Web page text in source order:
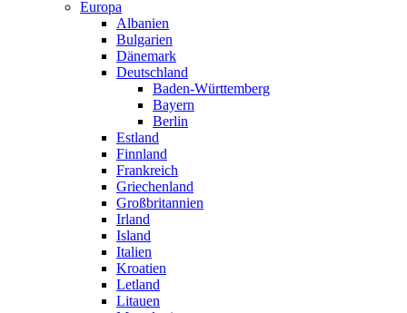
Europa
Albanien
Bulgarien
Dänemark
Deutschland
Baden-Württemberg
Bayern
Berlin
Estland
Finnland
Frankreich
Griechenland
Großbritannien
Irland
Island
Italien
Kroatien
Letland
Litauen